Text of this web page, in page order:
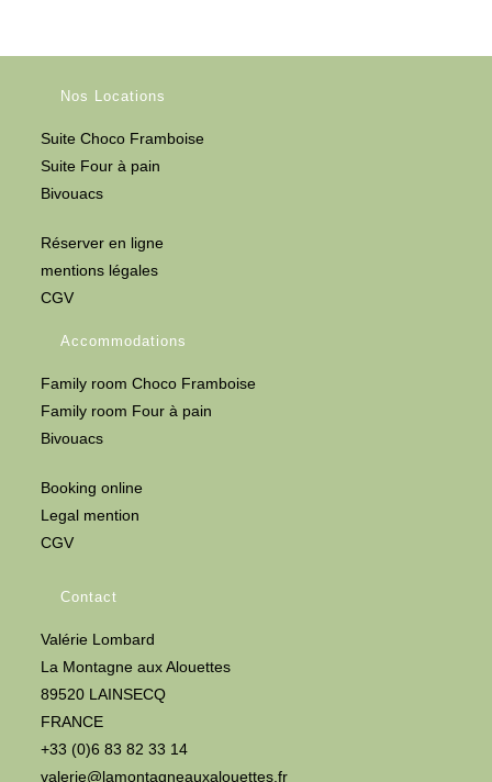
Nos Locations
Suite Choco Framboise
Suite Four à pain
Bivouacs
Réserver en ligne
mentions légales
CGV
Accommodations
Family room Choco Framboise
Family room Four à pain
Bivouacs
Booking online
Legal mention
CGV
Contact
Valérie Lombard
La Montagne aux Alouettes
89520 LAINSECQ
FRANCE
+33 (0)6 83 82 33 14
valerie@lamontagneauxalouettes.fr